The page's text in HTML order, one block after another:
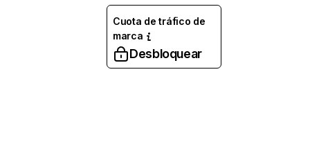
Cuota de tráfico de
marca
Desbloquear